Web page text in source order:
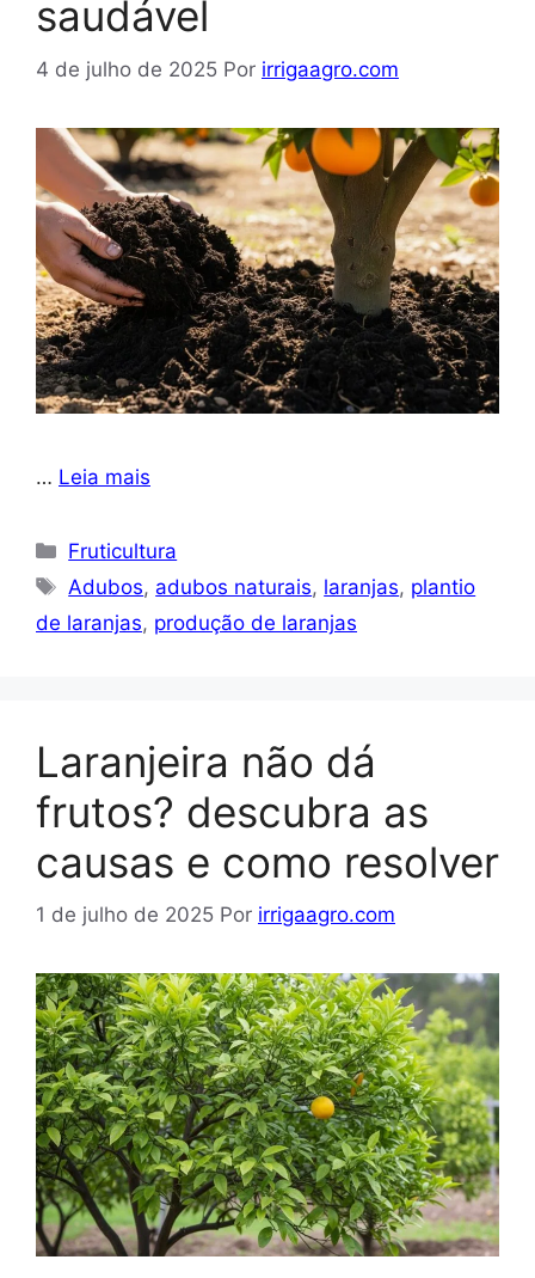
saudável
4 de julho de 2025 Por irrigaagro.com
… Leia mais
Categorias
Fruticultura
Tags
Adubos, adubos naturais, laranjas, plantio
de laranjas, produção de laranjas
Laranjeira não dá
frutos? descubra as
causas e como resolver
1 de julho de 2025 Por irrigaagro.com